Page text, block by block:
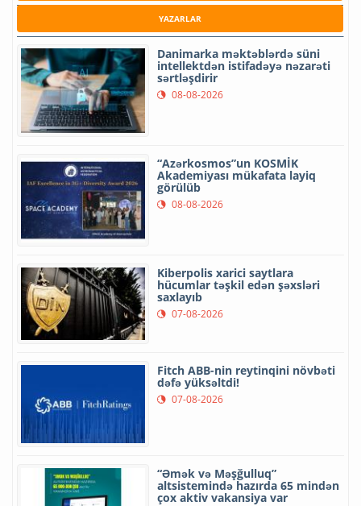
YAZARLAR
Danimarka məktəblərdə süni
intellektdən istifadəyə nəzarəti
sərtləşdirir
08-08-2026
“Azərkosmos”un KOSMİK
Akademiyası mükafata layiq
görülüb
08-08-2026
Kiberpolis xarici saytlara
hücumlar təşkil edən şəxsləri
saxlayıb
07-08-2026
Fitch ABB-nin reytinqini növbəti
dəfə yüksəltdi!
07-08-2026
“Əmək və Məşğulluq”
altsistemində hazırda 65 mindən
çox aktiv vakansiya var